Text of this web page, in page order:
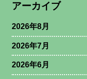
アーカイブ
2026年8月
2026年7月
2026年6月